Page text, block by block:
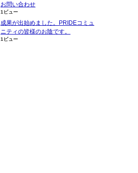
お問い合わせ
1ビュー
成果が出始めました。PRIDEコミュ
ニティの皆様のお陰です。
1ビュー